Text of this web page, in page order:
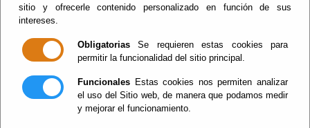
sitio y ofrecerle contenido personalizado en función de sus
intereses.
Obligatorias Se requieren estas cookies para
permitir la funcionalidad del sitio principal.
Funcionales Estas cookies nos permiten analizar
el uso del Sitio web, de manera que podamos medir
y mejorar el funcionamiento.
Inicio - Iniciativas Europeas - Noticias
Administración
Agriturismo